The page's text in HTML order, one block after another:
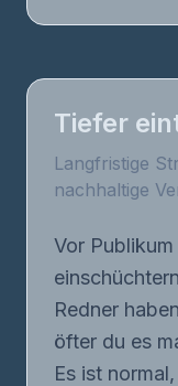
Tiefer
Langfristige
nachhaltige
Vor
Redner
öfter du es
Es ist